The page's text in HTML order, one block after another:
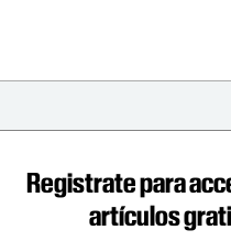
Registrate para
artículos